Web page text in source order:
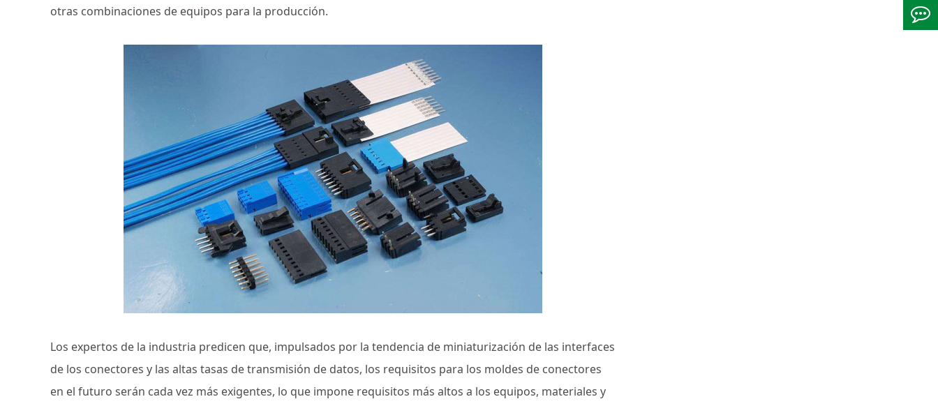
otras combinaciones de equipos para la producción.
Los expertos de la industria predicen que, impulsados por la tendencia de miniaturización de las interfaces
de los conectores y las altas tasas de transmisión de datos, los requisitos para los moldes de conectores
en el futuro serán cada vez más exigentes, lo que impone requisitos más altos a los equipos, materiales y